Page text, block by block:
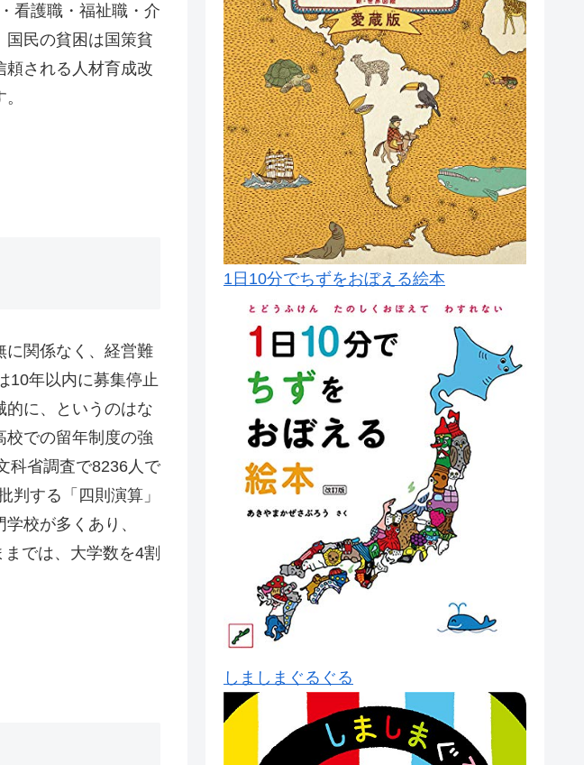
看護職・福祉職・介
国民の貧困は国策貧
頼される人材育成改
に関係なく、経営難
10年以内に募集停止
的に、というのはな
校での留年制度の強
科省調査で8236人で
判する「四則演算」
校が多くあり、
では、大学数を4割
1日10分でちずをおぼえる絵本
しましまぐるぐる